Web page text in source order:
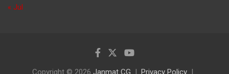
« Jul
Copyright © 2026 Janmat CG Privacy Policy